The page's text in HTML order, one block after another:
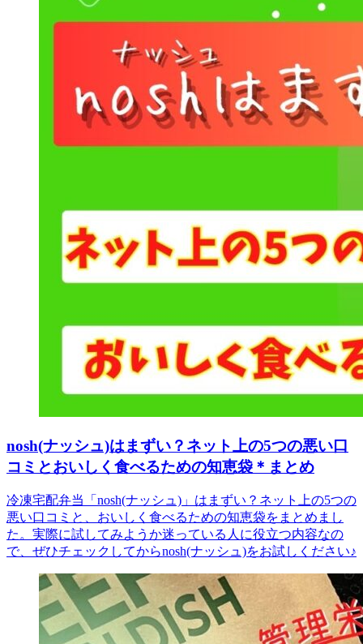
nosh(ナッシュ)はまずい？ネット上の5つの悪い口
コミとおいしく食べるための知恵袋＊まとめ
冷凍宅配弁当「nosh(ナッシュ)」はまずい？ネット上の5つの
悪い口コミと、おいしく食べるための知恵袋をまとめまし
た。実際に試してみようか迷っている人に役立つ内容なの
で、ぜひチェックしてからnosh(ナッシュ)をお試しください♪